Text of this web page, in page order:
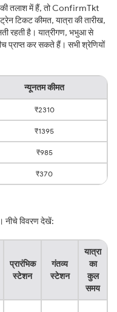
तलाश में हैं, तो ConfirmTkt
टिकट कीमत, यात्रा की तारीख,
रहती है। यात्रीगण, भभुआ से
प्राप्त कर सकते हैं। सभी श्रेणियों
न्यूनतम कीमत
₹2310
₹1395
₹985
₹370
नीचे विवरण देखें:
प्रारंभिक
स्टेशन
गंतव्य
स्टेशन
यात्रा
का
कुल
समय